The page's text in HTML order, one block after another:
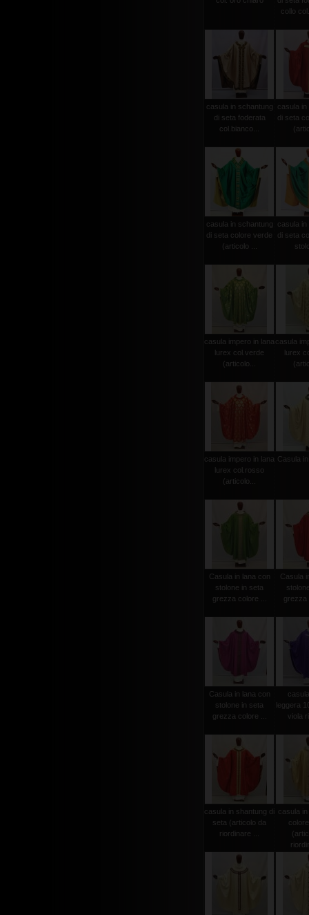
collo
casula in schantung
di seta foderata
col.bianco...
casula
di seta
casula in schantung
di seta colore verde
(articolo ...
casula
di seta
casula impero in lana
lurex col.verde
(articolo...
casula
lurex
casula impero in lana
lurex col.rosso
(articolo...
Casula
Casula in lana con
stolone in seta
grezza colore ...
Casula
Casula in lana con
stolone in seta
grezza colore ...
leggera
viola
casula in shantung di
seta (articolo da
riordinare ...
casula